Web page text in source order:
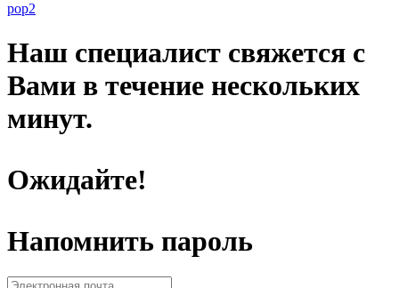
pop2
Наш специалист свяжется с
Вами в течение нескольких
минут.
Ожидайте!
Напомнить пароль